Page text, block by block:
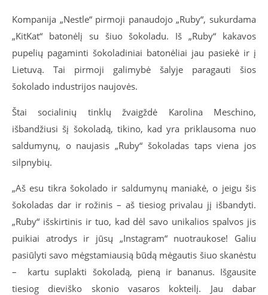
Kompanija „Nestle“ pirmoji panaudojo „Ruby“, sukurdama
„KitKat“ batonėlį su šiuo šokoladu. Iš „Ruby“ kakavos
pupelių pagaminti šokoladiniai batonėliai jau pasiekė ir į
Lietuvą. Tai pirmoji galimybė šalyje paragauti šios
šokolado industrijos naujovės.
Štai socialinių tinklų žvaigždė Karolina Meschino,
išbandžiusi šį šokoladą, tikino, kad yra priklausoma nuo
saldumynų, o naujasis „Ruby“ šokoladas taps viena jos
silpnybių.
„Aš esu tikra šokolado ir saldumynų maniakė, o jeigu šis
šokoladas dar ir rožinis – aš tiesiog privalau jį išbandyti.
„Ruby“ išskirtinis ir tuo, kad dėl savo unikalios spalvos jis
puikiai atrodys ir jūsų „Instagram“ nuotraukose! Galiu
pasiūlyti savo mėgstamiausią būdą mėgautis šiuo skanėstu
– kartu suplakti šokoladą, pieną ir bananus. Išgausite
tiesiog dieviško skonio vasaros kokteilį. Jau dabar